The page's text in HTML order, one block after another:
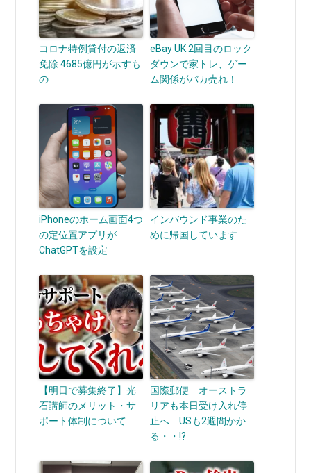
コロナ特例貸付の返済
免除 4685億円が示すも
の
eBay UK 2回目のロック
ダウンで家トレ、ゲー
ム関係がバカ売れ！
iPhoneのホーム画面4つ
の定位置アプリが
ChatGPTを設定
インバウンド事業のた
めに帰国しています
【明日で募集終了】光
石講師のメリット・サ
ポート体制について
国際郵便 オーストラ
リアも本日受け入れ停
止へ USも2週間かか
る・・!?